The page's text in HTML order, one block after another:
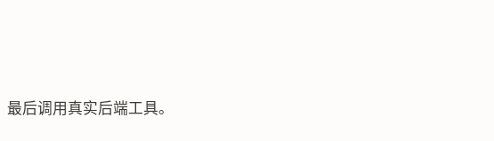
后调用真实后端工具。